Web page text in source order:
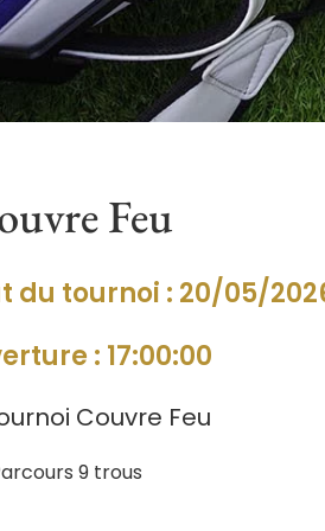
Feu
du tournoi : 20/05/
: 17:00:00
Couvre Feu
9 trous